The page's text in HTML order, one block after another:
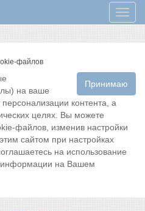
Меню
файлов
Принимаю
на ваше
персонализации контента, а
целях. Вы можете
файлов, изменив настройки
сайтом при настройках
на использование
информации на Вашем